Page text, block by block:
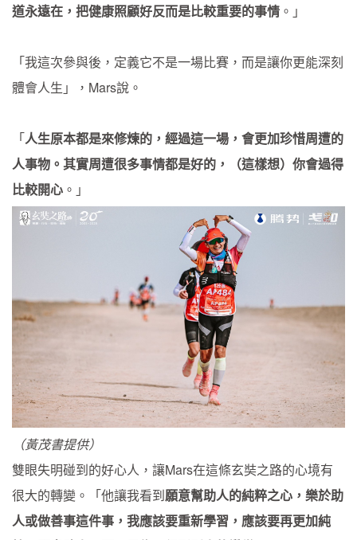
道永遠在，把健康照顧好反而是比較重要的事情 。」
「我這次參與後，定義它不是一場比賽，而是讓你更能深刻
體會人生」，Mars說。
「人生原本都是來修煉的，經過這一場，會更加珍惜周遭的
人事物。其實周遭很多事情都是好的，（這樣想）你會過得
比較開心 。」
（黃茂書提供）
雙眼失明碰到的好心人，讓Mars在這條玄奘之路的心境有
很大的轉變。「他讓我看到願意幫助人的純粹之心，樂於助
人或做善事這件事，我應該要重新學習，應該要再更加純